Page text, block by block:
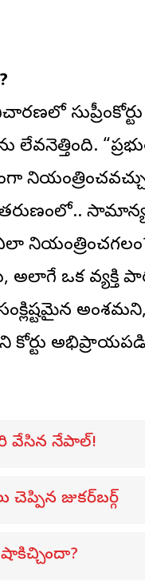
లేవనెత్తింది.
తరుణంలో..
అలాగే ఒక వ్యక్తి
కోర్టు
వేసిన నేపాల్!
జుకర్‌బర్గ్
షాకిచ్చిందా?